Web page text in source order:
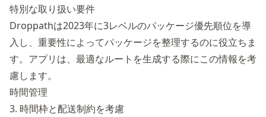
特別な取り扱い要件
Droppathは2023年に3レベルのパッケージ優先順位を導
入し、重要性によってパッケージを整理するのに役立ちま
す。アプリは、最適なルートを生成する際にこの情報を考
慮します。
時間管理
3. 時間枠と配送制約を考慮